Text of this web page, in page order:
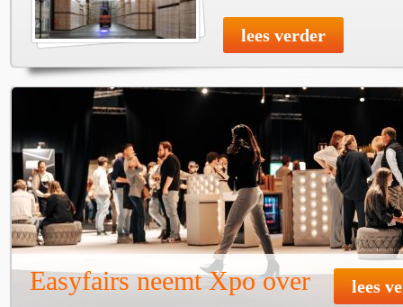
lees verder
Easyfairs neemt Xpo over lees